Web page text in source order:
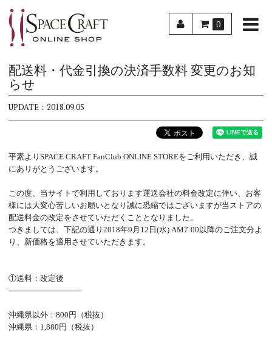
0
配送料・代金引換の決済手数料 変更のお知
らせ
UPDATE：2018.09.05
平素よりSPACE CRAFT FanClub ONLINE STOREをご利用いただき、誠
にありがとうございます。
この度、当サイトで利用しております運送会社の料金改定に伴い、お客
様には大変心苦しいお願いとなり誠に恐縮ではございますが当ストアの
配送料金の改定をさせていただくこととなりました。
つきましては、下記の通り2018年9月12日(水) AM7:00以降のご注文分よ
り、新価格を適用させていただきます。
①送料：改定後
------------------------------
沖縄県以外：800円（税抜）
沖縄県：1,880円（税抜）